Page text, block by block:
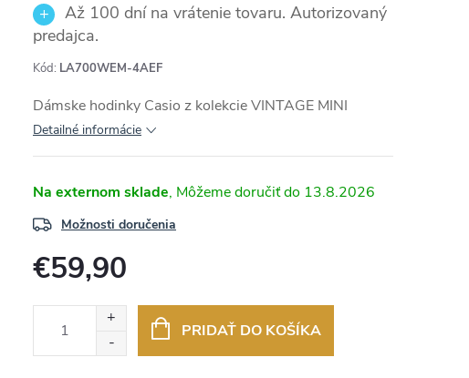
Až 100 dní na vrátenie tovaru. Autorizovaný
predajca.
Kód: LA700WEM-4AEF
Dámske hodinky Casio z kolekcie VINTAGE MINI
Detailné informácie
Na externom sklade 13.8.2026
Možnosti doručenia
€59,90
PRIDAŤ DO KOŠÍKA